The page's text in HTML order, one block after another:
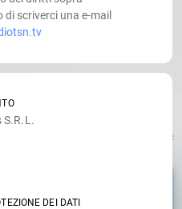
scriverci una e-mail
S.R.L.
DEI DATI